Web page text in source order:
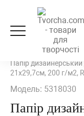
Скрапбукінг
Папір
21х29,7см, 200 г/м2,
Модель: 5318030
Папір